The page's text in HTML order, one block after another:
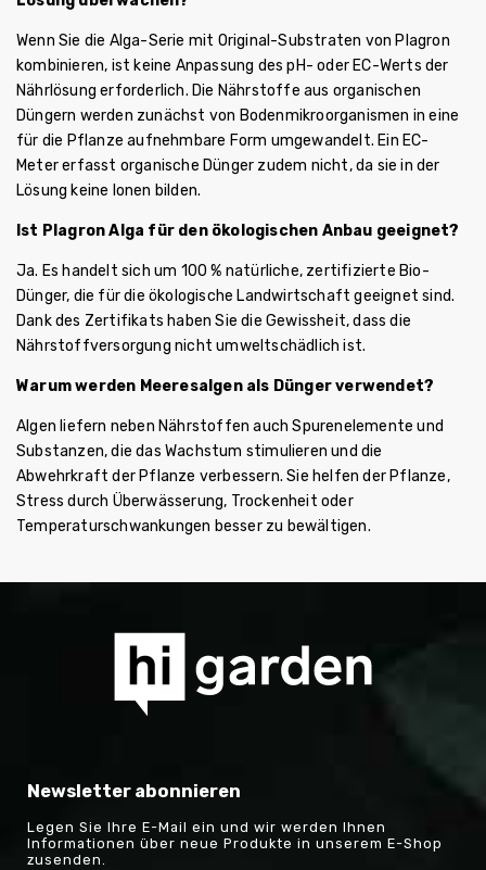
Wenn Sie die Alga-Serie mit Original-Substraten von Plagron
kombinieren, ist keine Anpassung des pH- oder EC-Werts der
Nährlösung erforderlich. Die Nährstoffe aus organischen
Düngern werden zunächst von Bodenmikroorganismen in eine
für die Pflanze aufnehmbare Form umgewandelt. Ein EC-
Meter erfasst organische Dünger zudem nicht, da sie in der
Lösung keine Ionen bilden.
Ist Plagron Alga für den ökologischen Anbau geeignet?
Ja. Es handelt sich um 100 % natürliche, zertifizierte Bio-
Dünger, die für die ökologische Landwirtschaft geeignet sind.
Dank des Zertifikats haben Sie die Gewissheit, dass die
Nährstoffversorgung nicht umweltschädlich ist.
Warum werden Meeresalgen als Dünger verwendet?
Algen liefern neben Nährstoffen auch Spurenelemente und
Substanzen, die das Wachstum stimulieren und die
Abwehrkraft der Pflanze verbessern. Sie helfen der Pflanze,
Stress durch Überwässerung, Trockenheit oder
Temperaturschwankungen besser zu bewältigen.
Newsletter abonnieren
Legen Sie Ihre E-Mail ein und wir werden Ihnen
Informationen über neue Produkte in unserem E-Shop
zusenden.